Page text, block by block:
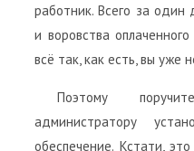
работник. Всего за один
и воровства
всё так, как есть, вы уже
Поэтому
администратору
обеспечение. Кстати,